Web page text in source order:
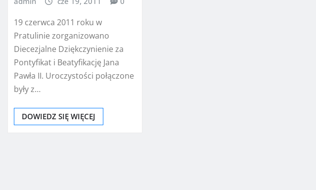
19 czerwca 2011 roku w
Pratulinie zorganizowano
Diecezjalne Dziękczynienie za
Pontyfikat i Beatyfikację Jana
Pawła II. Uroczystości połączone
były z…
DOWIEDZ SIĘ WIĘCEJ